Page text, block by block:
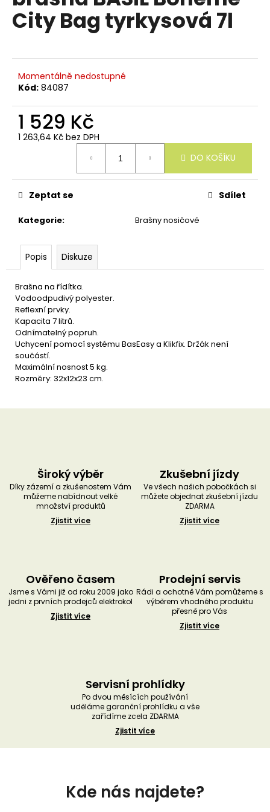
0,0
z
City Bag tyrkysová 7l
Momentálně nedostupné
Kód: 84087
1 529 Kč
1 263,64 Kč bez DPH
DO KOŠÍKU
Kategorie: Brašny nosičové
Zeptat se Sdílet
Popis Diskuze
Brašna na řídítka.
Vodoodpudivý polyester.
Reflexní prvky.
Kapacita 7 litrů.
Odnímatelný popruh.
Uchycení pomocí systému BasEasy a Klikfix. Držák není
součástí.
Maximální nosnost 5 kg.
Rozměry: 32x12x23 cm.
Široký výběr
Díky zázemí a zkušenostem Vám
můžeme nabídnout velké
množství produktů
Zjistit více
Zkušební jízdy
Ve všech našich pobočkách si
můžete objednat zkušební jízdu
ZDARMA
Zjistit více
Ověřeno časem
Jsme s Vámi již od roku 2009 jako
jedni z prvních prodejců elektrokol
Zjistit více
Prodejní servis
Rádi a ochotně Vám pomůžeme s
výběrem vhodného produktu
přesně pro Vás
Zjistit více
Servisní prohlídky
Po dvou měsících používání
uděláme garanční prohlídku a vše
zařídíme zcela ZDARMA
Zjistit více
n
a
t
?
HLEDAT
D
o
u
č
u
e
m
e
Kde nás najdete?